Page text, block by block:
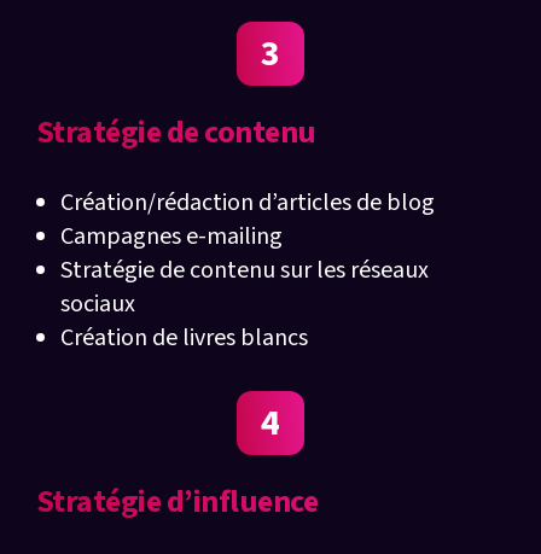
3
Stratégie de contenu
Création/rédaction d’articles de blog
Campagnes e-mailing
Stratégie de contenu sur les réseaux
sociaux
Création de livres blancs
4
Stratégie d’influence